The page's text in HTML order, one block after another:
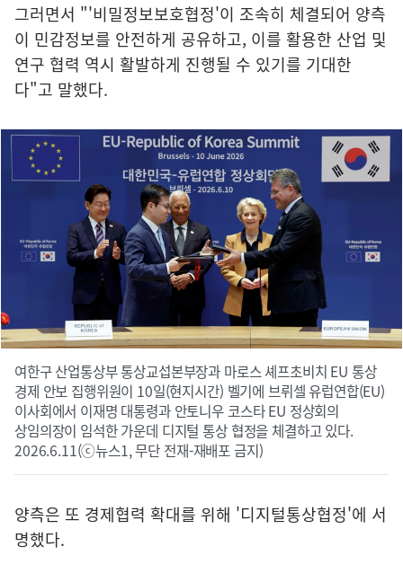
그러면서 "'비밀정보보호협정'이 조속히 체결되어 양측
이 민감정보를 안전하게 공유하고, 이를 활용한 산업 및
연구 협력 역시 활발하게 진행될 수 있기를 기대한
다"고 말했다.
여한구 산업통상부 통상교섭본부장과 마로스 셰프초비치 EU 통상
경제 안보 집행위원이 10일(현지시간) 벨기에 브뤼셀 유럽연합(EU)
이사회에서 이재명 대통령과 안토니우 코스타 EU 정상회의
상임의장이 임석한 가운데 디지털 통상 협정을 체결하고 있다.
2026.6.11(ⓒ뉴스1, 무단 전재-재배포 금지)
양측은 또 경제협력 확대를 위해 '디지털통상협정'에 서
명했다.